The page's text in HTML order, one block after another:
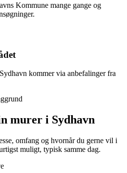
Kommune mange gange og
kommer via anbefalinger fra
murer i Sydhavn
omfang og hvornår du gerne vil i
muligt, typisk samme dag.